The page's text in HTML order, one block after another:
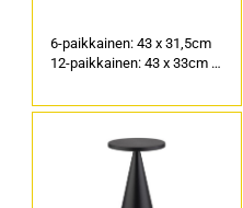
6-paikkainen: 43 x 31,5cm
12-paikkainen: 43 x 33cm